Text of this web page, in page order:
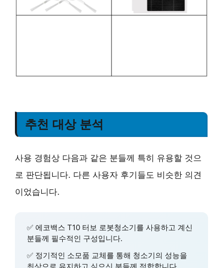
추천 대상 분석
사용 경험상 다음과 같은 분들께 특히 유용할 것으
로 판단됩니다. 다른 사용자 후기들도 비슷한 의견
이었습니다.
✅ 에코백스 T10 터보 로봇청소기를 사용하고 계신
분들께 필수적인 구성입니다.
✅ 정기적인 소모품 교체를 통해 청소기의 성능을